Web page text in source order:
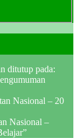
ditutup pada:
Nasional – 20
Nasional –